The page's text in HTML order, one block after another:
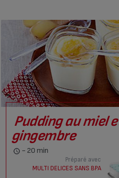
Pudding au miel
gingembre
- 20 min
Préparé avec
MULTI DELICES SANS BPA